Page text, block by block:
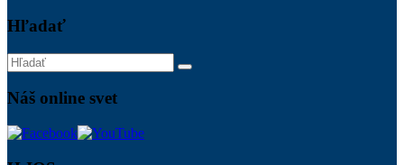
Hľadať
Náš online svet